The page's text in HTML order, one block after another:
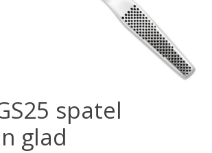
spatel
glad